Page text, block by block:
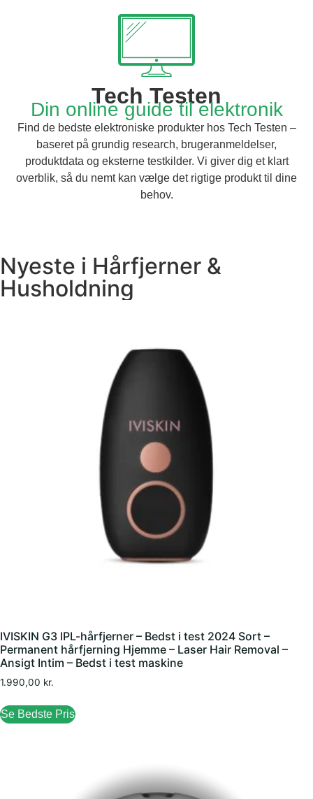
Tech Testen
Din online guide til elektronik
Find de bedste elektroniske produkter hos Tech Testen –
baseret på grundig research, brugeranmeldelser,
produktdata og eksterne testkilder. Vi giver dig et klart
overblik, så du nemt kan vælge det rigtige produkt til dine
behov.
Nyeste i Hårfjerner &
Husholdning
IVISKIN G3 IPL-hårfjerner – Bedst i test 2024 Sort –
Permanent hårfjerning Hjemme – Laser Hair Removal –
Ansigt Intim – Bedst i test maskine
1.990,00 kr.
Se Bedste Pris